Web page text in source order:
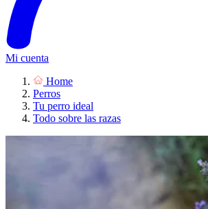
Mi cuenta
Home
Perros
Tu perro ideal
Todo sobre las razas